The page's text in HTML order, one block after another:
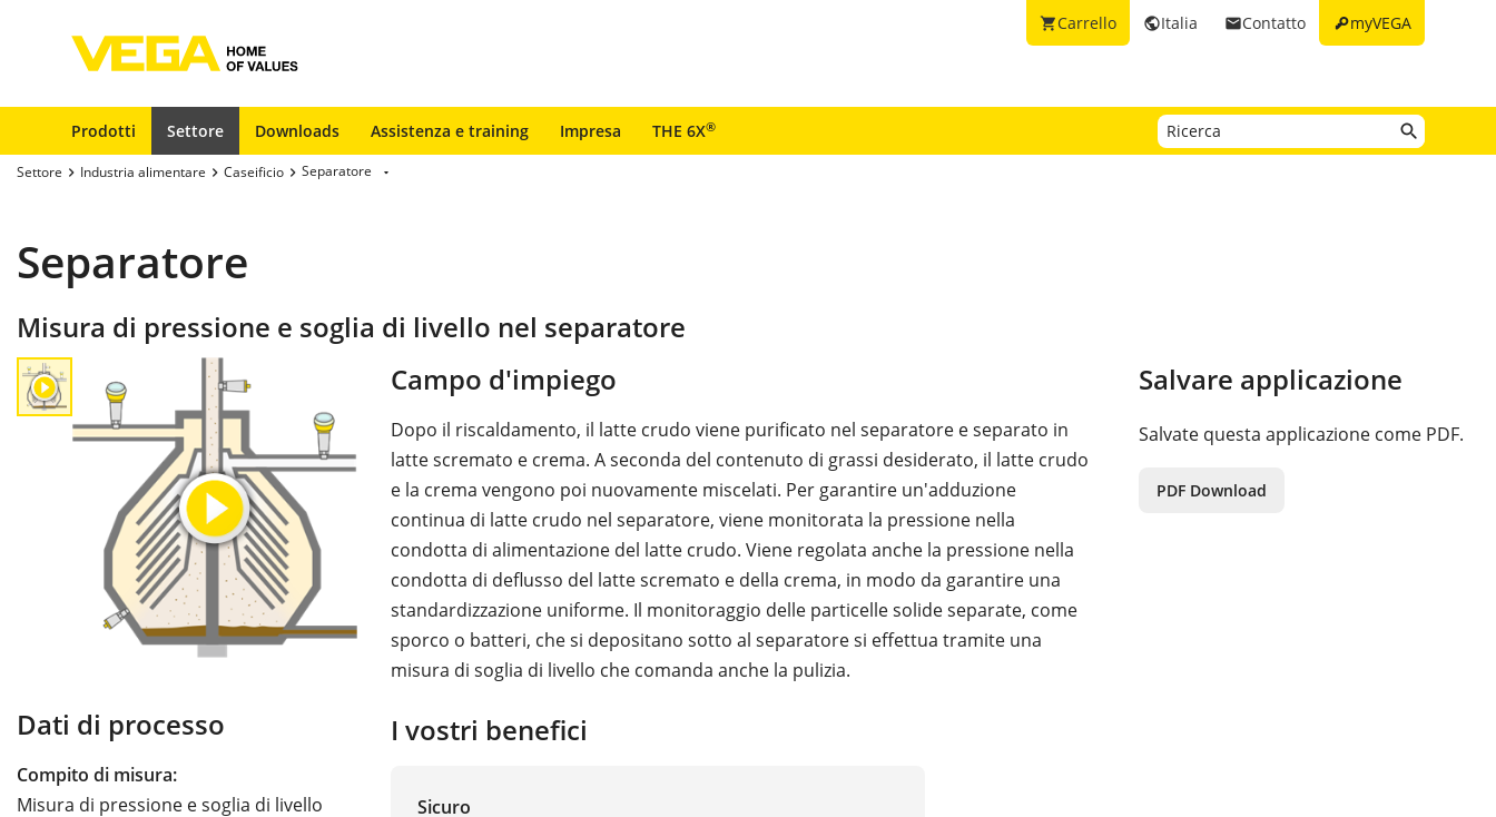
keymyVEGA
emailContatto
publicItalia
shopping_cartCarrello
Prodotti Settore Downloads Assistenza e training Impresa THE 6X®
Settore Industria alimentare Caseificio Separatore
Separatore
Misura di pressione e soglia di livello nel separatore
Dati di processo
Compito di misura:
Misura di pressione e soglia di livello
Campo d'impiego
Dopo il riscaldamento, il latte crudo viene purificato nel separatore e separato in
latte scremato e crema. A seconda del contenuto di grassi desiderato, il latte crudo
e la crema vengono poi nuovamente miscelati. Per garantire un'adduzione
continua di latte crudo nel separatore, viene monitorata la pressione nella
condotta di alimentazione del latte crudo. Viene regolata anche la pressione nella
condotta di deflusso del latte scremato e della crema, in modo da garantire una
standardizzazione uniforme. Il monitoraggio delle particelle solide separate, come
sporco o batteri, che si depositano sotto al separatore si effettua tramite una
misura di soglia di livello che comanda anche la pulizia.
I vostri benefici
Sicuro
Salvare applicazione
Salvate questa applicazione come PDF.
PDF Download